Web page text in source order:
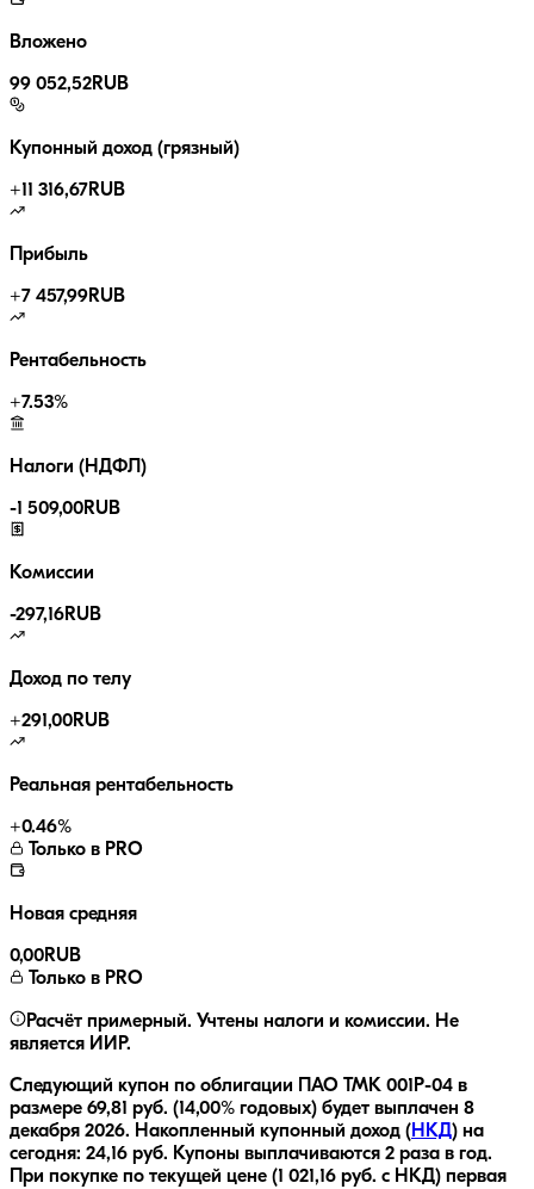
Вложено
99 052,52RUB
Купонный доход (грязный)
+11 316,67RUB
Прибыль
+7 457,99RUB
Рентабельность
+7.53%
Налоги (НДФЛ)
-1 509,00RUB
Комиссии
-297,16RUB
Доход по телу
+291,00RUB
Реальная рентабельность
+0.46%
Только в PRO
Новая средняя
0,00RUB
Только в PRO
Расчёт примерный. Учтены налоги и комиссии. Не
является ИИР.
Следующий купон по облигации ПАО ТМК 001P-04 в
размере 69,81 руб. (14,00% годовых) будет выплачен 8
декабря 2026. Накопленный купонный доход ( НКД) на
сегодня: 24,16 руб. Купоны выплачиваются 2 раза в год.
При покупке по текущей цене (1 021,16 руб. с НКД) первая